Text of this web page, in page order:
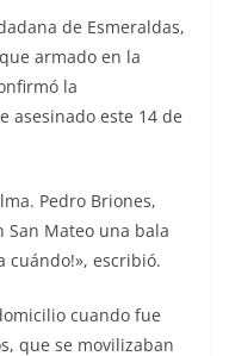
de Esmeraldas,
armado en la
la
asesinado este 14 de
Pedro Briones,
San Mateo una bala
cuándo!», escribió.
cuando fue
que se movilizaban